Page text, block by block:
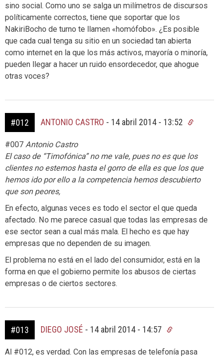
sino social. Como uno se salga un milímetros de discursos
políticamente correctos, tiene que soportar que los
NakiriBocho de turno te llamen «homófobo». ¿Es posible
que cada cual tenga su sitio en un sociedad tan abierta
como internet en la que los más activos, mayoría o minoría,
pueden llegar a hacer un ruido ensordecedor, que ahogue
otras voces?
#012 ANTONIO CASTRO - 14 abril 2014 - 13:52
#007 Antonio Castro
El caso de “Timofónica” no me vale, pues no es que los
clientes no estemos hasta el gorro de ella es que los que
hemos ido por ello a la competencia hemos descubierto
que son peores,
En efecto, algunas veces es todo el sector el que queda
afectado. No me parece casual que todas las empresas de
ese sector sean a cual más mala. El hecho es que hay
empresas que no dependen de su imagen.
El problema no está en el lado del consumidor, está en la
forma en que el gobierno permite los abusos de ciertas
empresas o de ciertos sectores.
#013 DIEGO JOSÉ - 14 abril 2014 - 14:57
Al #012, es verdad. Con las empresas de telefonía pasa